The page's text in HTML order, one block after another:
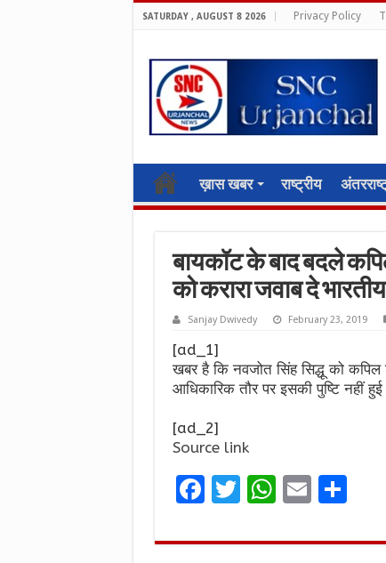
SATURDAY , AUGUST 8 2026 Privacy Policy
ख़ास खबर राष्ट्रीय
बायकॉट के बाद बदले
को करारा जवाब दे
Sanjay Dwivedy February 23, 2019
[ad_1]
खबर है कि नवजोत सिंह सिद्धू को कपिल
आधिकारिक तौर पर इसकी पुष्टि नहीं
[ad_2]
Source link
F
ce
T
it
W
at
E
ai
S
ar